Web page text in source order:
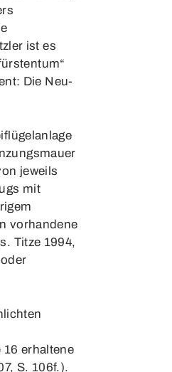
ist es
Die Neu-
jeweils
mit
vorhandene
Titze 1994,
erhaltene
S. 106f.).